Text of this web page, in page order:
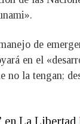
de
en el
no la tengan;
en La Libertad